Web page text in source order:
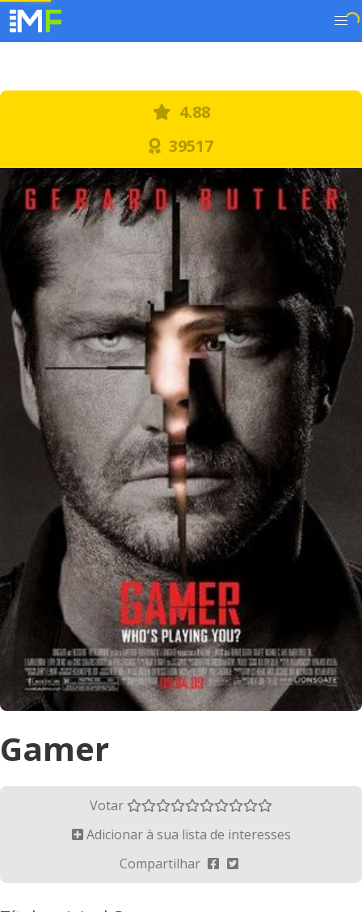
4.88
39517
Gamer
Votar
Adicionar à sua lista de interesses
Compartilhar